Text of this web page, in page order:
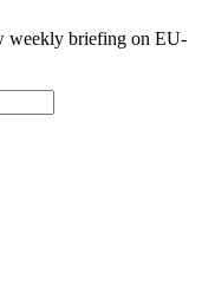
weekly briefing on EU-